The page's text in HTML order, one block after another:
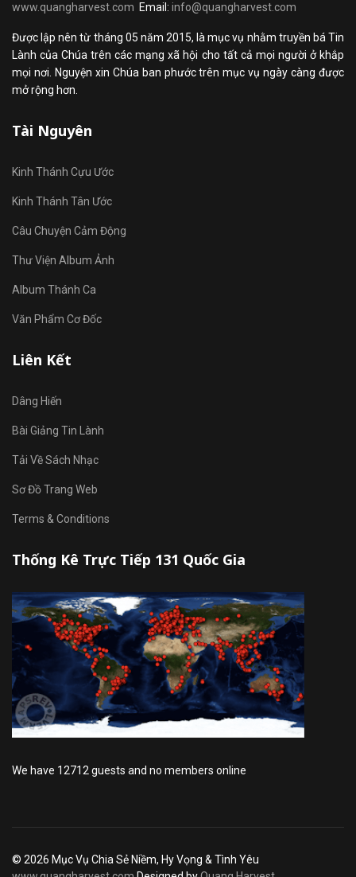
www.quangharvest.com Email: info@quangharvest.com
Được lập nên từ tháng 05 năm 2015, là mục vụ nhằm truyền bá Tin
Lành của Chúa trên các mạng xã hội cho tất cả mọi người ở khắp
mọi nơi. Nguyện xin Chúa ban phước trên mục vụ ngày càng được
mở rộng hơn.
Tài Nguyên
Kinh Thánh Cựu Ước
Kinh Thánh Tân Ước
Câu Chuyện Cảm Động
Thư Viện Album Ảnh
Album Thánh Ca
Văn Phẩm Cơ Đốc
Liên Kết
Dâng Hiến
Bài Giảng Tin Lành
Tải Về Sách Nhạc
Sơ Đồ Trang Web
Terms & Conditions
Thống Kê Trực Tiếp 131 Quốc Gia
We have 12712 guests and no members online
© 2026 Mục Vụ Chia Sẻ Niềm, Hy Vọng & Tình Yêu